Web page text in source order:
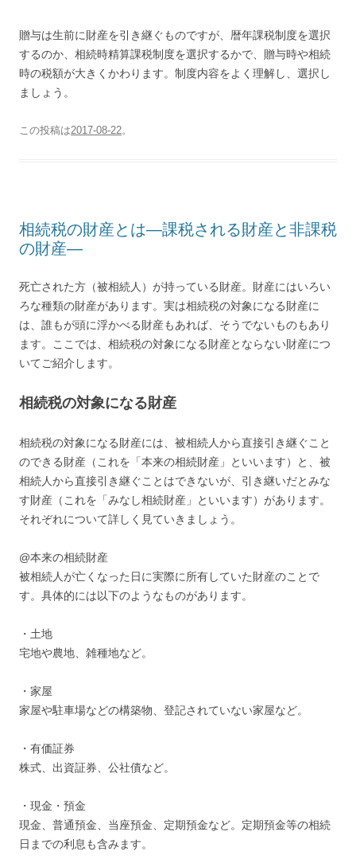
贈与は生前に財産を引き継ぐものですが、暦年課税制度を選択
するのか、相続時精算課税制度を選択するかで、贈与時や相続
時の税額が大きくかわります。制度内容をよく理解し、選択し
ましょう。
この投稿は2017-08-22。
相続税の財産とは―課税される財産と非課税
の財産―
死亡された方（被相続人）が持っている財産。財産にはいろい
ろな種類の財産があります。実は相続税の対象になる財産に
は、誰もが頭に浮かべる財産もあれば、そうでないものもあり
ます。ここでは、相続税の対象になる財産とならない財産につ
いてご紹介します。
相続税の対象になる財産
相続税の対象になる財産には、被相続人から直接引き継ぐこと
のできる財産（これを「本来の相続財産」といいます）と、被
相続人から直接引き継ぐことはできないが、引き継いだとみな
す財産（これを「みなし相続財産」といいます）があります。
それぞれについて詳しく見ていきましょう。
@本来の相続財産
被相続人が亡くなった日に実際に所有していた財産のことで
す。具体的には以下のようなものがあります。
・土地
宅地や農地、雑種地など。
・家屋
家屋や駐車場などの構築物、登記されていない家屋など。
・有価証券
株式、出資証券、公社債など。
・現金・預金
現金、普通預金、当座預金、定期預金など。定期預金等の相続
日までの利息も含みます。